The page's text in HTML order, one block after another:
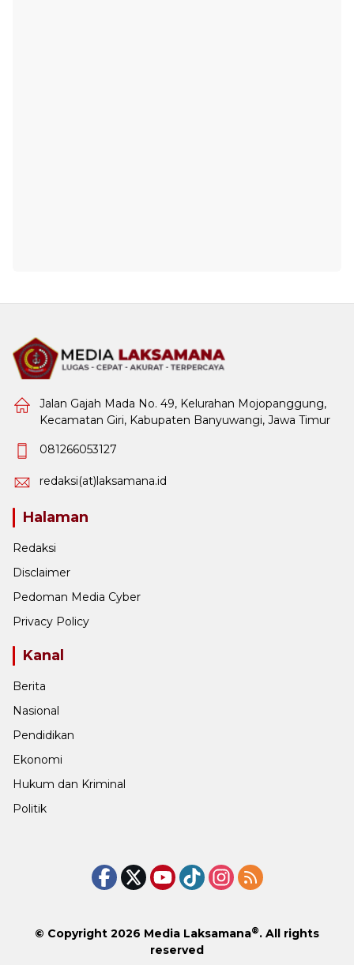
Jalan Gajah Mada No. 49, Kelurahan Mojopanggung,
Kecamatan Giri, Kabupaten Banyuwangi, Jawa Timur
081266053127
redaksi(at)laksamana.id
Halaman
Redaksi
Disclaimer
Pedoman Media Cyber
Privacy Policy
Kanal
Berita
Nasional
Pendidikan
Ekonomi
Hukum dan Kriminal
Politik
© Copyright 2026 Media Laksamana®. All rights
reserved